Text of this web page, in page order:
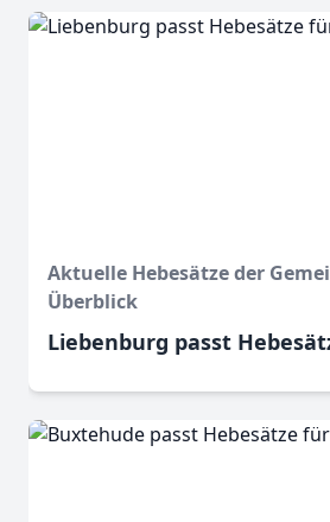
Aktuelle Hebesätze der
Überblick
Liebenburg passt